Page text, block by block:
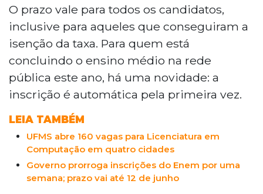
termina nesta sexta-feira (12), às 22h59,
horário de Mato Grosso do Sul. As
inscrições são feitas pela Página do
Participante, no portal do Inep.
Estudantes da rede pública que
concluem o ensino médio em 2025 têm
inscrição automática, mas precisam
é de R$ 85, com pagamento até 17 de
junho. As provas estão marcadas para 8 e
15 de novembro.
O prazo vale para todos os candidatos,
inclusive para aqueles que conseguiram a
isenção da taxa. Para quem está
concluindo o ensino médio na rede
pública este ano, há uma novidade: a
inscrição é automática pela primeira vez.
LEIA TAMBÉM
UFMS abre 160 vagas para Licenciatura em
Computação em quatro cidades
Governo prorroga inscrições do Enem por uma
semana; prazo vai até 12 de junho